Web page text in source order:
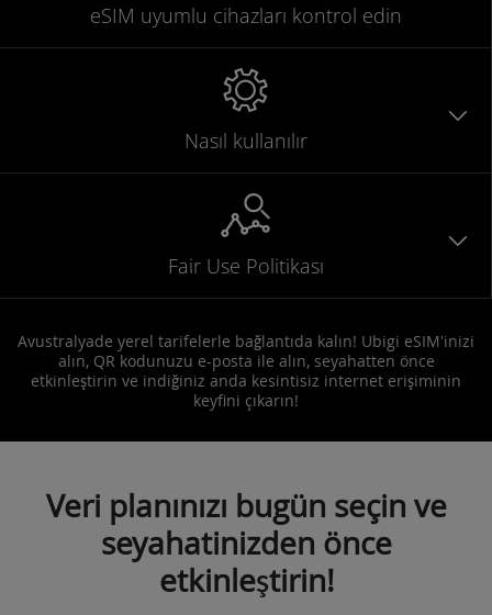
eSIM uyumlu cihazları kontrol edin
Nasıl kullanılır
Fair Use Politikası
Avustralyade yerel tarifelerle bağlantıda kalın! Ubigi eSIM'inizi
alın, QR kodunuzu e-posta ile alın, seyahatten önce
etkinleştirin ve indiğiniz anda kesintisiz internet erişiminin
keyfini çıkarın!
Veri planınızı bugün seçin ve
seyahatinizden önce
etkinleştirin!